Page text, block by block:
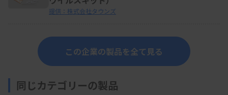
提供：株式会社タウンズ
この企業の製品を全て見る
同じカテゴリーの製品